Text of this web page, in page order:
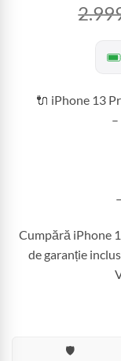
🔌 iPhone 13
Cumpără iPhone
de garanție
🛡️